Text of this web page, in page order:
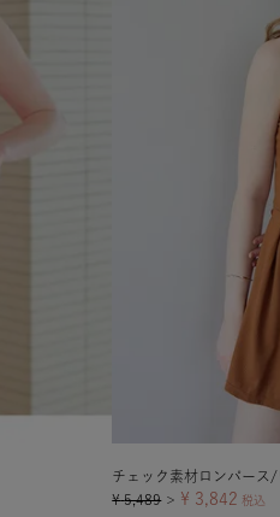
¥ 5,489 ＞ ¥ 3,842 税込